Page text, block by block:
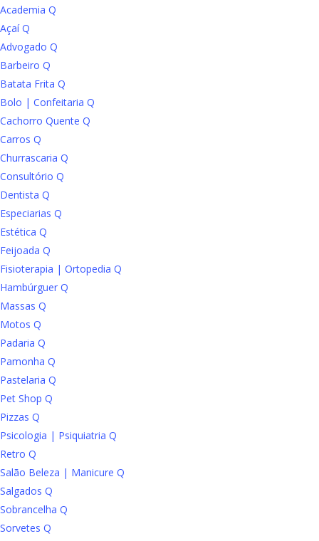
Academia Q
Açaí Q
Advogado Q
Barbeiro Q
Batata Frita Q
Bolo | Confeitaria Q
Cachorro Quente Q
Carros Q
Churrascaria Q
Consultório Q
Dentista Q
Especiarias Q
Estética Q
Feijoada Q
Fisioterapia | Ortopedia Q
Hambúrguer Q
Massas Q
Motos Q
Padaria Q
Pamonha Q
Pastelaria Q
Pet Shop Q
Pizzas Q
Psicologia | Psiquiatria Q
Retro Q
Salão Beleza | Manicure Q
Salgados Q
Sobrancelha Q
Sorvetes Q